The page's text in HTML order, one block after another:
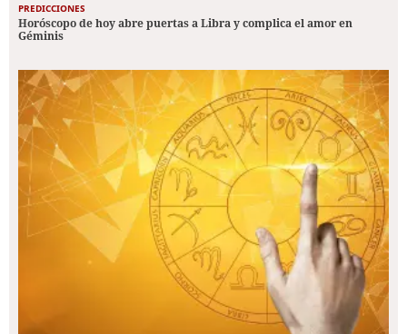
PREDICCIONES
Horóscopo de hoy abre puertas a Libra y complica el amor en
Géminis